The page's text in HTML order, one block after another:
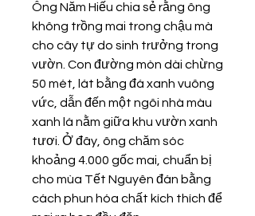
Ông Năm Hiếu chia sẻ rằng ông
không trồng mai trong chậu mà
cho cây tự do sinh trưởng trong
vườn. Con đường mòn dài chừng
50 mét, lát bằng đá xanh vuông
vức, dẫn đến một ngôi nhà màu
xanh lá nằm giữa khu vườn xanh
tươi. Ở đây, ông chăm sóc
khoảng 4.000 gốc mai, chuẩn bị
cho mùa Tết Nguyên đán bằng
cách phun hóa chất kích thích để